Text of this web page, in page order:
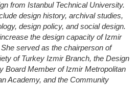
from Istanbul Technical University.
design history, archival studies,
design policy, and social design.
the design capacity of Izmir
served as the chairperson of
of Turkey Izmir Branch, the Design
Board Member of Izmir Metropolitan
Academy, and the Community